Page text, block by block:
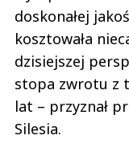
doskonałej
kosztowała
dzisiejszej
stopa zwrotu z
lat – przyznał
Silesia.